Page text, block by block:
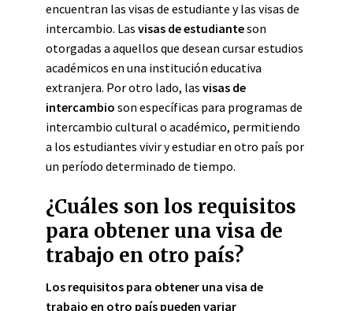
encuentran las visas de estudiante y las visas de
intercambio. Las visas de estudianteson
otorgadas a aquellos que desean cursar estudios
académicos en una institución educativa
extranjera. Por otro lado, las visas de
intercambio son específicas para programas de
intercambio cultural o académico, permitiendo
a los estudiantes vivir y estudiar en otro país por
un período determinado de tiempo.
¿Cuáles son los requisitos
para obtener una visa de
trabajo en otro país?
Los requisitos para obtener una visa de
trabajo en otro país pueden variar